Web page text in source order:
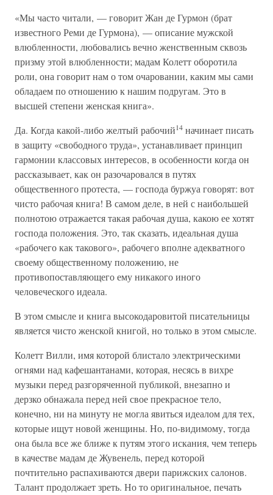
«Мы часто читали, — говорит Жан де Гурмон (брат
известного Реми де Гурмона), — описание мужской
влюбленности, любовались вечно женственным сквозь
призму этой влюбленности; мадам Колетт оборотила
роли, она говорит нам о том очаровании, каким мы сами
обладаем по отношению к нашим подругам. Это в
высшей степени женская книга».
Да. Когда какой-либо желтый рабочий14 начинает писать
в защиту «свободного труда», устанавливает принцип
гармонии классовых интересов, в особенности когда он
рассказывает, как он разочаровался в путях
общественного протеста, — господа буржуа говорят: вот
чисто рабочая книга! В самом деле, в ней с наибольшей
полнотою отражается такая рабочая душа, какою ее хотят
господа положения. Это, так сказать, идеальная душа
«рабочего как такового», рабочего вполне адекватного
своему общественному положению, не
противопоставляющего ему никакого иного
человеческого идеала.
В этом смысле и книга высокодаровитой писательницы
является чисто женской книгой, но только в этом смысле.
Колетт Вилли, имя которой блистало электрическими
огнями над кафешантанами, которая, несясь в вихре
музыки перед разгоряченной публикой, внезапно и
дерзко обнажала перед ней свое прекрасное тело,
конечно, ни на минуту не могла явиться идеалом для тех,
которые ищут новой женщины. Но, по-видимому, тогда
она была все же ближе к путям этого искания, чем теперь
в качестве мадам де Жувенель, перед которой
почтительно распахиваются двери парижских салонов.
Талант продолжает зреть. Но то оригинальное, печать